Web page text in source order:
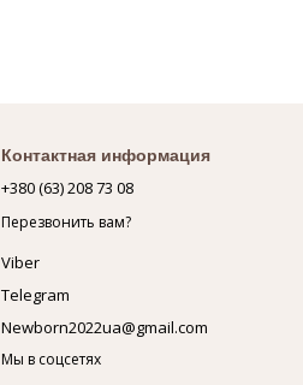
Контактная информация
+380 (63) 208 73 08
Перезвонить вам?
Viber
Telegram
Newborn2022ua@gmail.com
Мы в соцсетях